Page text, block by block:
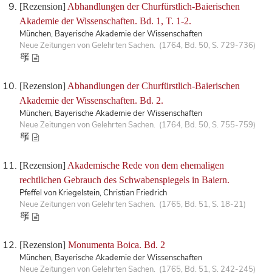
[Rezension] Abhandlungen der Churfürstlich-Baierischen
Akademie der Wissenschaften. Bd. 1, T. 1-2.
München, Bayerische Akademie der Wissenschaften
Neue Zeitungen von Gelehrten Sachen. (1764, Bd. 50, S. 729-736)
[Rezension] Abhandlungen der Churfürstlich-Baierischen
Akademie der Wissenschaften. Bd. 2.
München, Bayerische Akademie der Wissenschaften
Neue Zeitungen von Gelehrten Sachen. (1764, Bd. 50, S. 755-759)
[Rezension] Akademische Rede von dem ehemaligen
rechtlichen Gebrauch des Schwabenspiegels in Baiern.
Pfeffel von Kriegelstein, Christian Friedrich
Neue Zeitungen von Gelehrten Sachen. (1765, Bd. 51, S. 18-21)
[Rezension] Monumenta Boica. Bd. 2
München, Bayerische Akademie der Wissenschaften
Neue Zeitungen von Gelehrten Sachen. (1765, Bd. 51, S. 242-245)